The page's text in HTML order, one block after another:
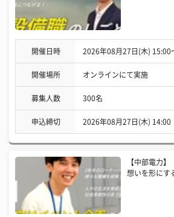
開催日時 2026年08月27日(木) 15:00
開催場所 オンラインにて実施
募集人数 300名
申込締切 2026年08月27日(木) 14:00
【中部電力】
想いを形にす